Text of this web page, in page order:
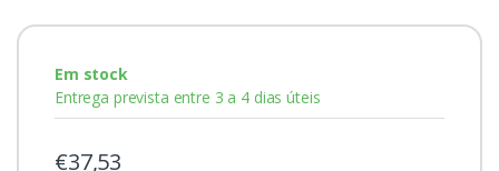
Em stock
Entrega prevista entre 3 a 4 dias úteis
€37,53